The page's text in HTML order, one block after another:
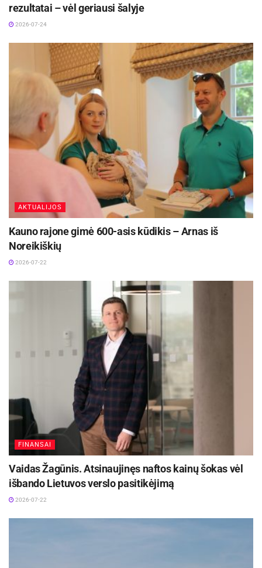
rezultatai – vėl geriausi šalyje
2026-07-24
AKTUALIJOS
Kauno rajone gimė 600-asis kūdikis – Arnas iš
Noreikiškių
2026-07-22
FINANSAI
Vaidas Žagūnis. Atsinaujinęs naftos kainų šokas vėl
išbando Lietuvos verslo pasitikėjimą
2026-07-22